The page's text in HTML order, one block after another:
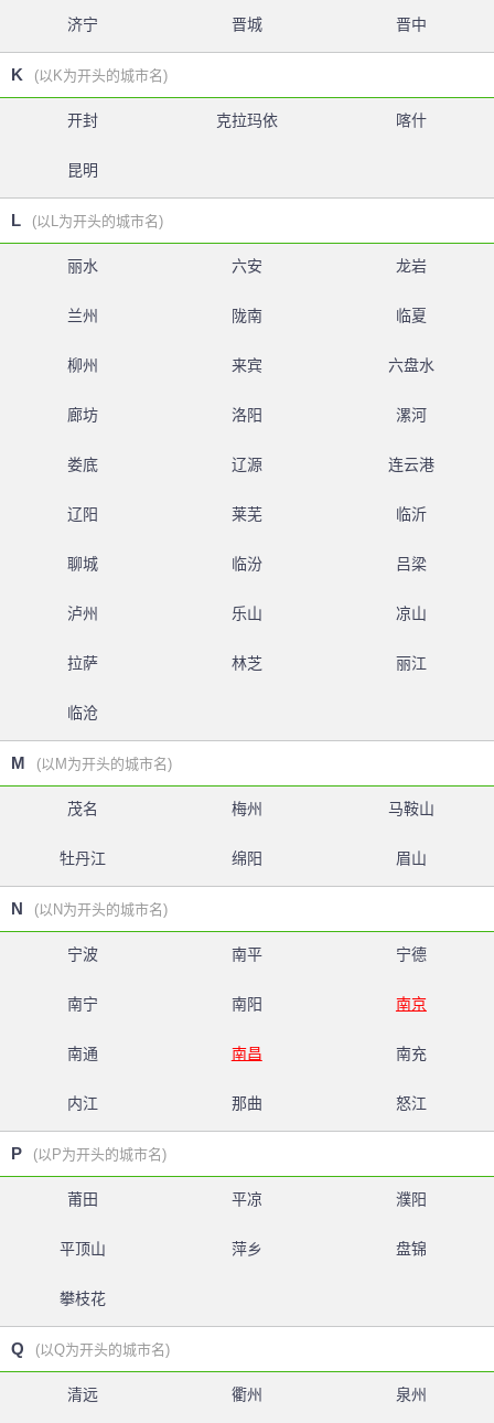
济宁 晋城 晋中
K (以K为开头的城市名)
开封 克拉玛依 喀什
昆明
L (以L为开头的城市名)
丽水 六安 龙岩
兰州 陇南 临夏
柳州 来宾 六盘水
廊坊 洛阳 漯河
娄底 辽源 连云港
辽阳 莱芜 临沂
聊城 临汾 吕梁
泸州 乐山 凉山
拉萨 林芝 丽江
临沧
M (以M为开头的城市名)
茂名 梅州 马鞍山
牡丹江 绵阳 眉山
N (以N为开头的城市名)
宁波 南平 宁德
南宁 南阳 南京
南通 南昌 南充
内江 那曲 怒江
P (以P为开头的城市名)
莆田 平凉 濮阳
平顶山 萍乡 盘锦
攀枝花
Q (以Q为开头的城市名)
清远 衢州 泉州